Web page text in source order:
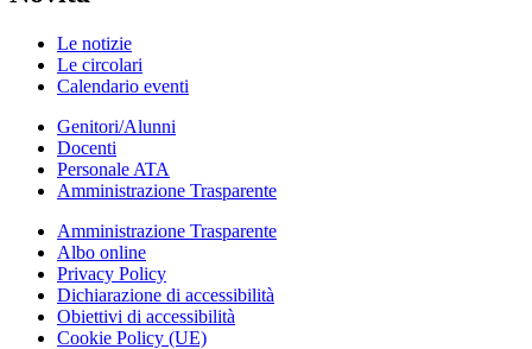
Le notizie
Le circolari
Calendario eventi
Genitori/Alunni
Docenti
Personale ATA
Amministrazione Trasparente
Amministrazione Trasparente
Albo online
Privacy Policy
Dichiarazione di accessibilità
Obiettivi di accessibilità
Cookie Policy (UE)